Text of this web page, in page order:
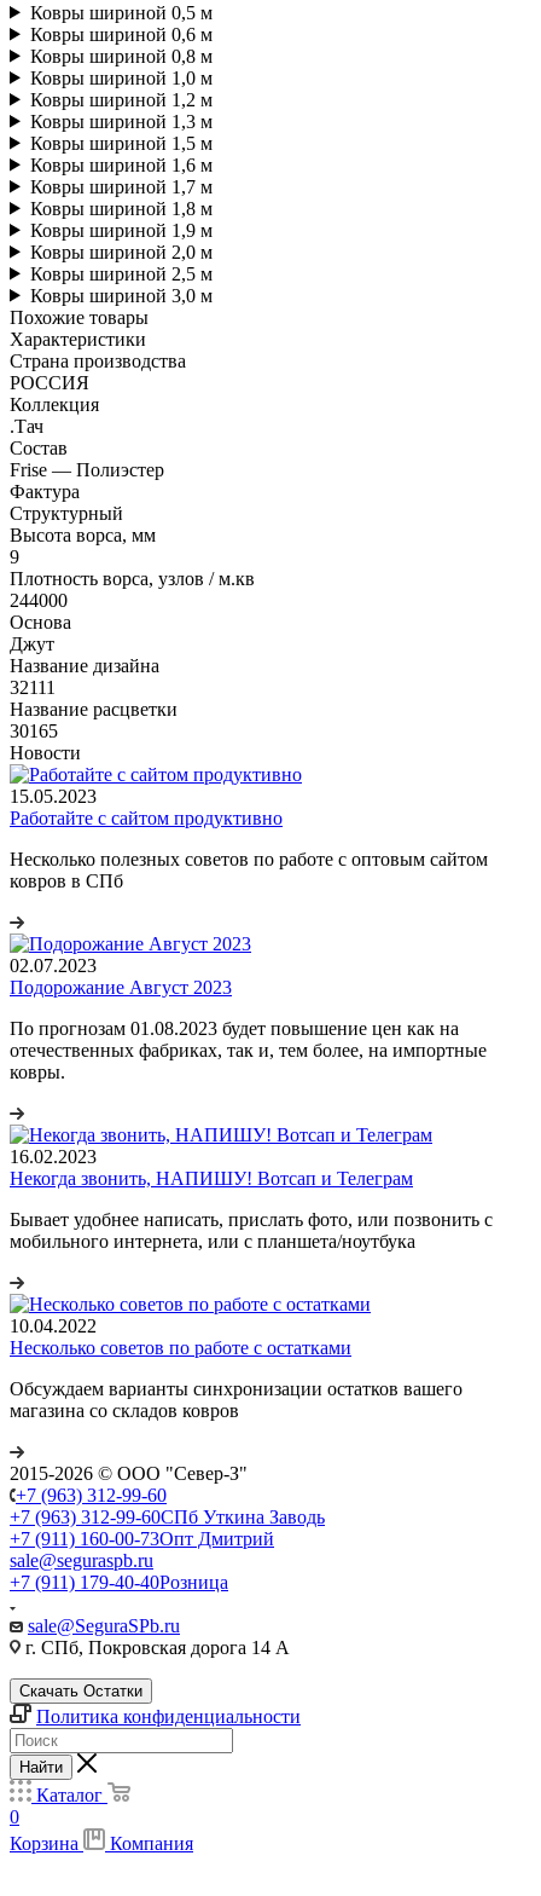
Ковры шириной 0,5 м
Ковры шириной 0,6 м
Ковры шириной 0,8 м
Ковры шириной 1,0 м
Ковры шириной 1,2 м
Ковры шириной 1,3 м
Ковры шириной 1,5 м
Ковры шириной 1,6 м
Ковры шириной 1,7 м
Ковры шириной 1,8 м
Ковры шириной 1,9 м
Ковры шириной 2,0 м
Ковры шириной 2,5 м
Ковры шириной 3,0 м
Похожие товары
Характеристики
Страна производства
РОССИЯ
Коллекция
.Тач
Состав
Frise — Полиэстер
Фактура
Структурный
Высота ворса, мм
9
Плотность ворса, узлов / м.кв
244000
Основа
Джут
Название дизайна
32111
Название расцветки
30165
Новости
15.05.2023
Работайте с сайтом продуктивно
Несколько полезных советов по работе с оптовым сайтом
ковров в СПб
02.07.2023
Подорожание Август 2023
По прогнозам 01.08.2023 будет повышение цен как на
отечественных фабриках, так и, тем более, на импортные
ковры.
16.02.2023
Некогда звонить, НАПИШУ! Вотсап и Телеграм
Бывает удобнее написать, прислать фото, или позвонить с
мобильного интернета, или с планшета/ноутбука
10.04.2022
Несколько советов по работе с остатками
Обсуждаем варианты синхронизации остатков вашего
магазина со складов ковров
2015-2026 © ООО "Север-З"
+7 (963) 312-99-60
+7 (963) 312-99-60СПб Уткина Заводь
+7 (911) 160-00-73Опт Дмитрий
sale@seguraspb.ru
+7 (911) 179-40-40Розница
sale@SeguraSPb.ru
г. СПб, Покровская дорога 14 А
Скачать Остатки
Политика конфиденциальности
Найти
Каталог
0
Корзина
Компания